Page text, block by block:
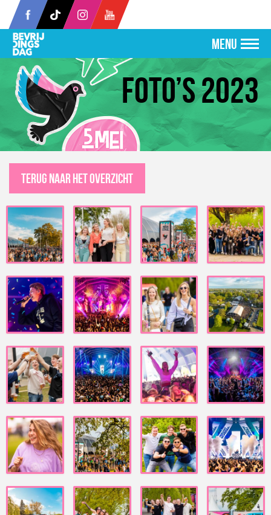
MENU
Foto’s 2023
Terug naar het overzicht